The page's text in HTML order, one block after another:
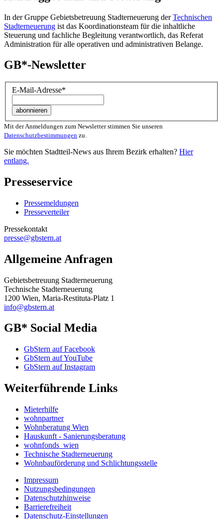
In der Gruppe Gebietsbetreuung Stadterneuerung derTechnischen
Stadterneuerung ist das Koordinationsteam für die inhaltliche
Steuerung und fachliche Begleitung verantwortlich, das Referat
Administration für alle operativen und administrativen Belange.
GB*-Newsletter
E-Mail-Adresse*
Mit der Anmeldungen zum Newsletter stimmen Sie unseren
Datenschutzbestimmungen zu.
Sie möchten Stadtteil-News aus Ihrem Bezirk erhalten? Hier
entlang.
Presseservice
Pressemeldungen
Presseverteiler
Pressekontakt
presse@gbstern.at
Allgemeine Anfragen
Gebietsbetreuung Stadterneuerung
Technische Stadterneuerung
1200 Wien, Maria-Restituta-Platz 1
info@gbstern.at
GB* Social Media
GbStern auf Facebook
GbStern auf YouTube
GbStern auf Instagram
Weiterführende Links
Mieterhilfe
wohnpartner
Wohnberatung Wien
Hauskunft - Sanierungsberatung
wohnfonds_wien
Technische Stadterneuerung
Wohnbauförderung und Schlichtungsstelle
Impressum
Nutzungsbedingungen
Datenschutzhinweise
Barrierefreiheit
Datenschutz-Einstellungen